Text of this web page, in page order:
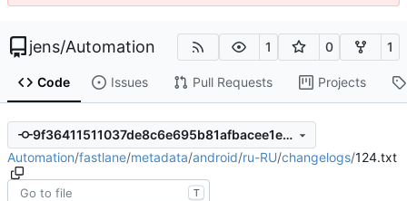
jens/Automation 1 0 1
Code Issues Pull Requests Projects
9f36411511037de8c6e695b81afbacee1e9bdba6
Automation/fastlane/metadata/android/ru-RU/changelogs/124.txt
T